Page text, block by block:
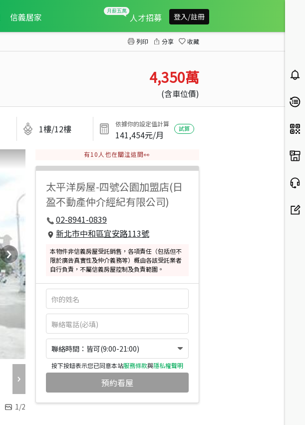
信義居家 人才招募 登入/註冊
列印 分享 收藏
4,350萬
(含車位價)
1樓/12樓 依據你的設定值計算
141,454元/月
試算
1/2
有10 人也在關注這間👀
太平洋房屋-四號公園加盟店(日
盈不動產仲介經紀有限公司)
02-8941-0839
新北市中和區宜安路113號
本物件非信義房屋受託銷售，各項責任（包括但不
限於廣告真實性及仲介義務等）概由各該受託業者
自行負責，不屬信義房屋控制及負責範圍。
聯絡時間：皆可(9:00-21:00)
按下按鈕表示您已同意本站服務條款與隱私權聲明
預約看屋